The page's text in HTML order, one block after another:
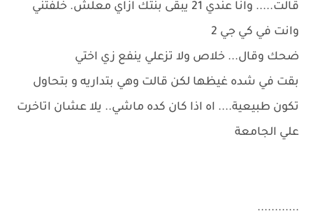
قالت..... وانا عندي 21 يبقى بنتك ازاي معلش. خلفتني
وانت في كي جي 2
ضحك وقال... خلاص ولا تزعلي ينفع زي اختي
بقت في شده غيظها لكن قالت وهي بتداريه و بتحاول
تكون طبيعية.... اه اذا كان كده ماشي.. يلا عشان اتاخرت
علي الجامعة
............